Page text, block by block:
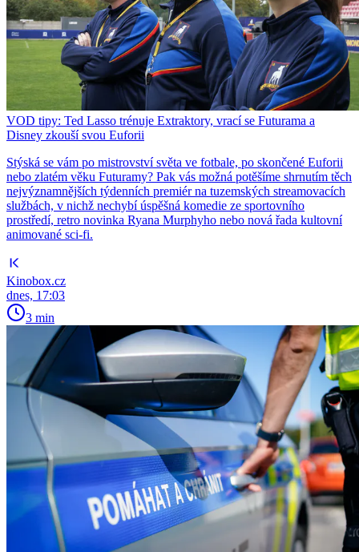
VOD tipy: Ted Lasso trénuje Extraktory, vrací se Futurama a
Disney zkouší svou Euforii
Stýská se vám po mistrovství světa ve fotbale, po skončené Euforii
nebo zlatém věku Futuramy? Pak vás možná potěšíme shrnutím těch
nejvýznamnějších týdenních premiér na tuzemských streamovacích
službách, v nichž nechybí úspěšná komedie ze sportovního
prostředí, retro novinka Ryana Murphyho nebo nová řada kultovní
animované sci-fi.
Kinobox.cz
dnes, 17:03
3 min